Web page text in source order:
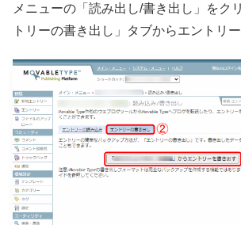
メニューの「読み出し/書き出し」をク
トリーの書き出し」タブからエントリ